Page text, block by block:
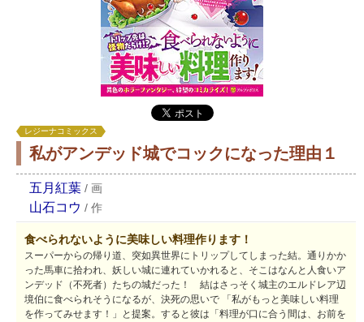
レジーナコミックス
私がアンデッド城でコックになった理由１
五月紅葉 / 画
山石コウ / 作
食べられないように美味しい料理作ります！
スーパーからの帰り道、突如異世界にトリップしてしまった結。通りかか
った馬車に拾われ、妖しい城に連れていかれると、そこはなんと人食いア
ンデッド（不死者）たちの城だった！ 結はさっそく城主のエルドレア辺
境伯に食べられそうになるが、決死の思いで 「私がもっと美味しい料理
を作ってみせます！」と提案。すると彼は「料理が口に合う間は、お前を